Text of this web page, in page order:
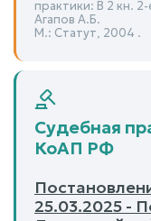
практики: В 2 кн.
Агапов А.Б.
М.: Статут, 2004 .
Судебная
КоАП РФ
25.03.2025 -